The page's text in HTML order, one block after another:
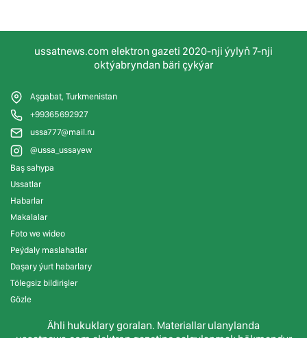
ussatnews.com elektron gazeti 2020-nji ýylyň 7-nji
oktýabryndan bäri çykýar
Aşgabat, Turkmenistan
+99365692927
ussa777@mail.ru
@ussa_ussayew
Baş sahypa
Ussatlar
Habarlar
Makalalar
Foto we wideo
Peýdaly maslahatlar
Daşary ýurt habarlary
Tölegsiz bildirişler
Gözle
Ähli hukuklary goralan. Materiallar ulanylanda